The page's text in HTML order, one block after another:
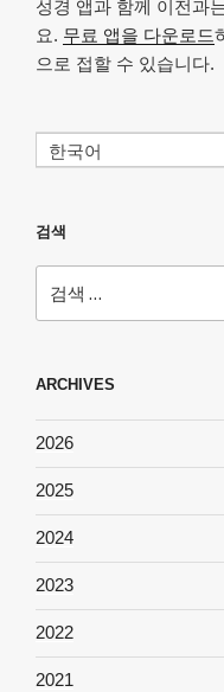
성경 앱과 함께 이전과
요. 무료 앱을 다운로드
으로 접할 수 있습니다.
한국어
검색
색:
ARCHIVES
2026
2025
2024
2023
2022
2021